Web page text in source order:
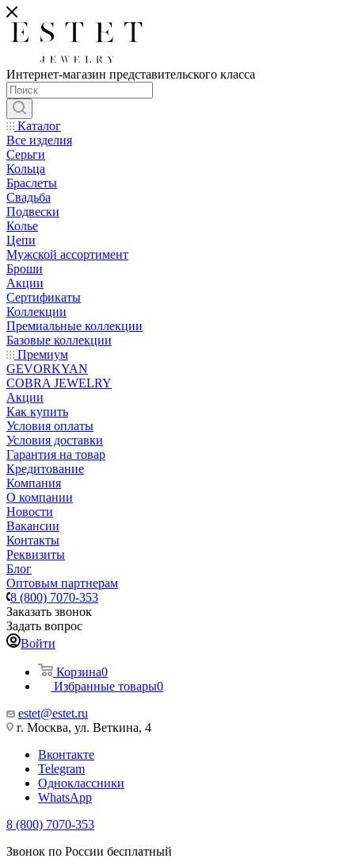
Интернет-магазин представительского класса
Каталог
Все изделия
Серьги
Кольца
Браслеты
Свадьба
Подвески
Колье
Цепи
Мужской ассортимент
Броши
Акции
Сертификаты
Коллекции
Премиальные коллекции
Базовые коллекции
Премиум
GEVORKYAN
COBRA JEWELRY
Акции
Как купить
Условия оплаты
Условия доставки
Гарантия на товар
Кредитование
Компания
О компании
Новости
Вакансии
Контакты
Реквизиты
Блог
Оптовым партнерам
8 (800) 7070-353
Заказать звонок
Задать вопрос
Войти
Корзина0
Избранные товары0
estet@estet.ru
г. Москва, ул. Веткина, 4
Вконтакте
Telegram
Одноклассники
WhatsApp
8 (800) 7070-353
Звонок по России бесплатный